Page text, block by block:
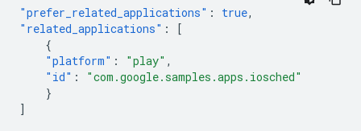
"prefer_related_applications" : true,
"related_applications" :
[
{
"platform" : "play" ,
"id" :
"com.google.samples.apps.iosched"
}
]